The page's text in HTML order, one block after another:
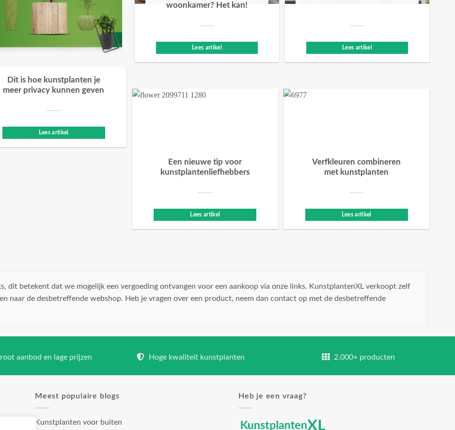
woonkamer? Het kan!
Lees artikel Lees artikel
Dit is hoe kunstplanten je
meer privacy kunnen geven
Lees artikel
Een nieuwe tip voor
kunstplantenliefhebbers
Lees artikel
Verfkleuren combineren
met kunstplanten
Lees artikel
dit betekent dat we mogelijk een vergoeding ontvangen voor een aankoop via onze links. KunstplantenXL verkoopt zelf
naar de desbetreffende webshop. Heb je vragen over een product, neem dan contact op met de desbetreffende
aanbod en lage prijzen Hoge kwaliteit kunstplanten 2.000+ producten
Meest populaire blogs
Kunstplanten voor buiten
Heb je een vraag?